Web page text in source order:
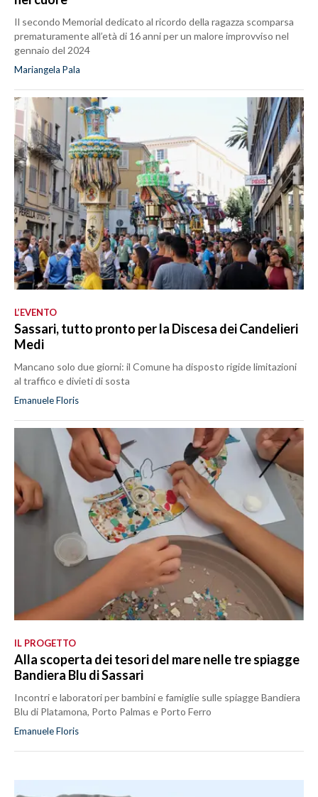
Il secondo Memorial dedicato al ricordo della ragazza scomparsa
prematuramente all’età di 16 anni per un malore improvviso nel
gennaio del 2024
Mariangela Pala
L’EVENTO
Sassari, tutto pronto per la Discesa dei Candelieri
Medi
Mancano solo due giorni: il Comune ha disposto rigide limitazioni
al traffico e divieti di sosta
Emanuele Floris
IL PROGETTO
Alla scoperta dei tesori del mare nelle tre spiagge
Bandiera Blu di Sassari
Incontri e laboratori per bambini e famiglie sulle spiagge Bandiera
Blu di Platamona, Porto Palmas e Porto Ferro
Emanuele Floris